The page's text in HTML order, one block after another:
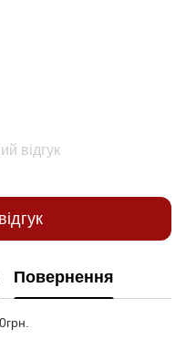
відгук
Повернення